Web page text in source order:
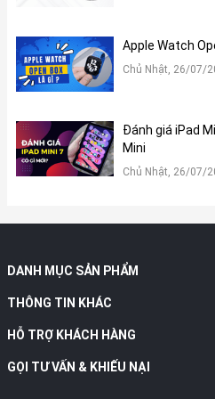
Macbook Air 2020 Core i Giá
Tại Xoăn Store, chúng tôi luôn nỗ
tham khảo cho các phiên bản
Apple Watch
Chủ Nhật, 26/07/
Đánh giá iPad
Mini
Chủ Nhật, 26/07/
DANH MỤC SẢN PHẨM
THÔNG TIN KHÁC
HỖ TRỢ KHÁCH HÀNG
GỌI TƯ VẤN & KHIẾU NẠI